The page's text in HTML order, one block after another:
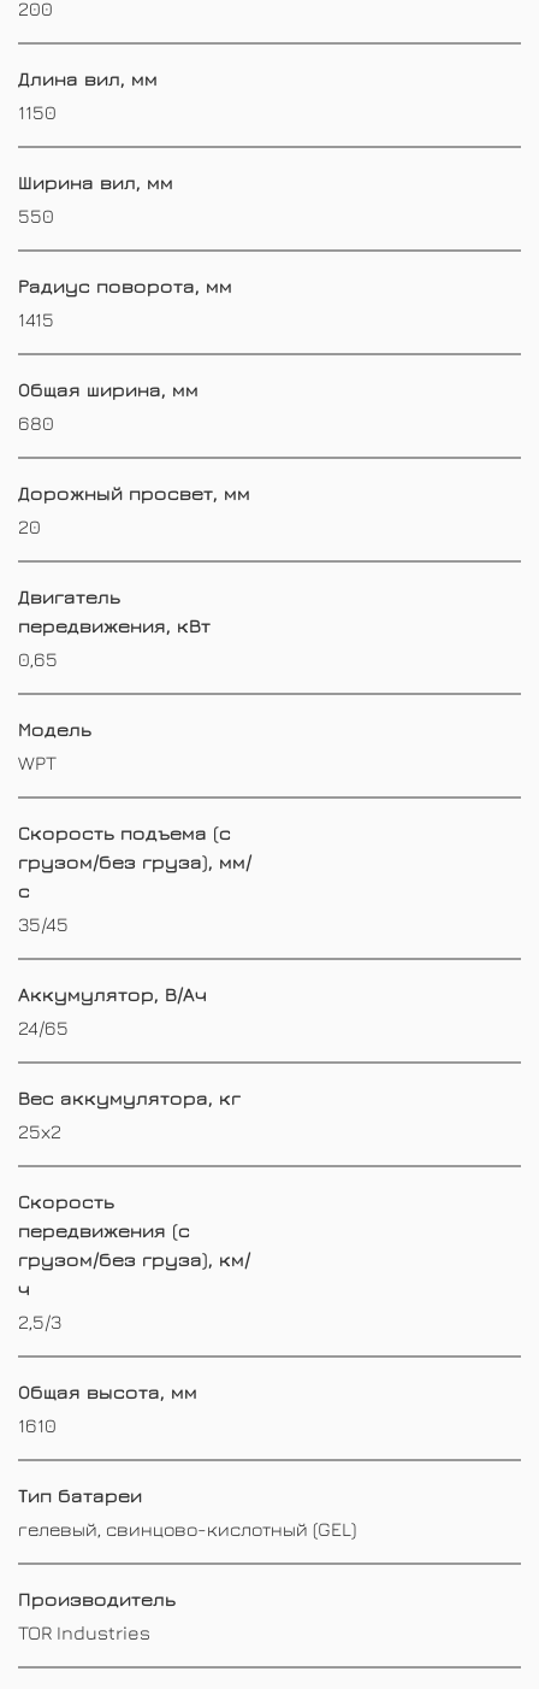
200
Длина вил, мм
1150
Ширина вил, мм
550
Радиус поворота, мм
1415
Общая ширина, мм
680
Дорожный просвет, мм
20
Двигатель
передвижения, кВт
0,65
Модель
WPT
Скорость подъема (с
грузом/без груза), мм/
с
35/45
Аккумулятор, В/Ач
24/65
Вес аккумулятора, кг
25х2
Скорость
передвижения (с
грузом/без груза), км/
ч
2,5/3
Общая высота, мм
1610
Тип батареи
гелевый, свинцово-кислотный (GEL)
Производитель
TOR Industries